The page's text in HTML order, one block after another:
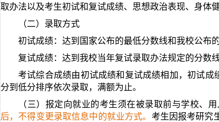
取办法以及考生初试和复试成绩、思想政治表现、身体
（二）录取方式
初试成绩：达到国家公布的最低分数线和我校公布
复试成绩：达到我校当年复试录取办法规定的分数
考试综合成绩由初试成绩和复试成绩相加，初试
分到低分排序依次录取，满额为止。
（三）报定向就业的考生须在被录取前与学校、
后，不得变更录取信息中的就业方式。 考生因报考研究